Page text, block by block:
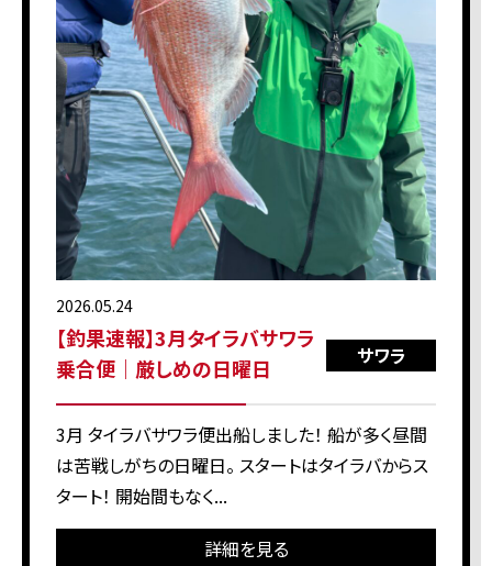
2026.05.24
【釣果速報】3月タイラバサワラ
乗合便｜厳しめの日曜日
サワラ
3月 タイラバサワラ便出船しました！ 船が多く昼間
は苦戦しがちの日曜日。 スタートはタイラバからス
タート！ 開始間もなく...
詳細を見る